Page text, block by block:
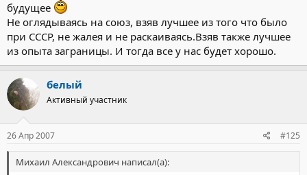
будущее
Не оглядываясь на союз, взяв лучшее из того что было
при СССР, не жалея и не раскаиваясь.Взяв также лучшее
из опыта заграницы. И тогда все у нас будет хорошо.
белый
Активный участник
26 Апр 2007 #125
Михаил Александрович написал(а):